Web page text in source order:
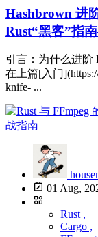
Hashbrown 进
Rust“黑客”指
引言：为什么进阶
在上篇[入门
knife- ...
01 Aug,
Rust ,
Cargo ,